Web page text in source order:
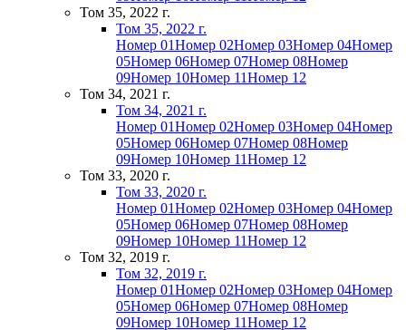
Том 35, 2022 г.
Том 35, 2022 г.
Номер 01Номер 02Номер 03Номер 04Номер
05Номер 06Номер 07Номер 08Номер
09Номер 10Номер 11Номер 12
Том 34, 2021 г.
Том 34, 2021 г.
Номер 01Номер 02Номер 03Номер 04Номер
05Номер 06Номер 07Номер 08Номер
09Номер 10Номер 11Номер 12
Том 33, 2020 г.
Том 33, 2020 г.
Номер 01Номер 02Номер 03Номер 04Номер
05Номер 06Номер 07Номер 08Номер
09Номер 10Номер 11Номер 12
Том 32, 2019 г.
Том 32, 2019 г.
Номер 01Номер 02Номер 03Номер 04Номер
05Номер 06Номер 07Номер 08Номер
09Номер 10Номер 11Номер 12